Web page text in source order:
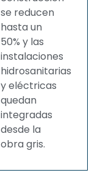
se reducen
hasta un
50% y las
instalaciones
hidrosanitarias
y eléctricas
quedan
integradas
desde la
obra gris.